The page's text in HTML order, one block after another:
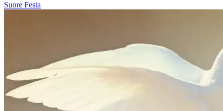
Suore Festa